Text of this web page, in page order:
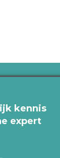
kennis
expert